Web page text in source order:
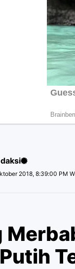
2018, 8:39:00 PM